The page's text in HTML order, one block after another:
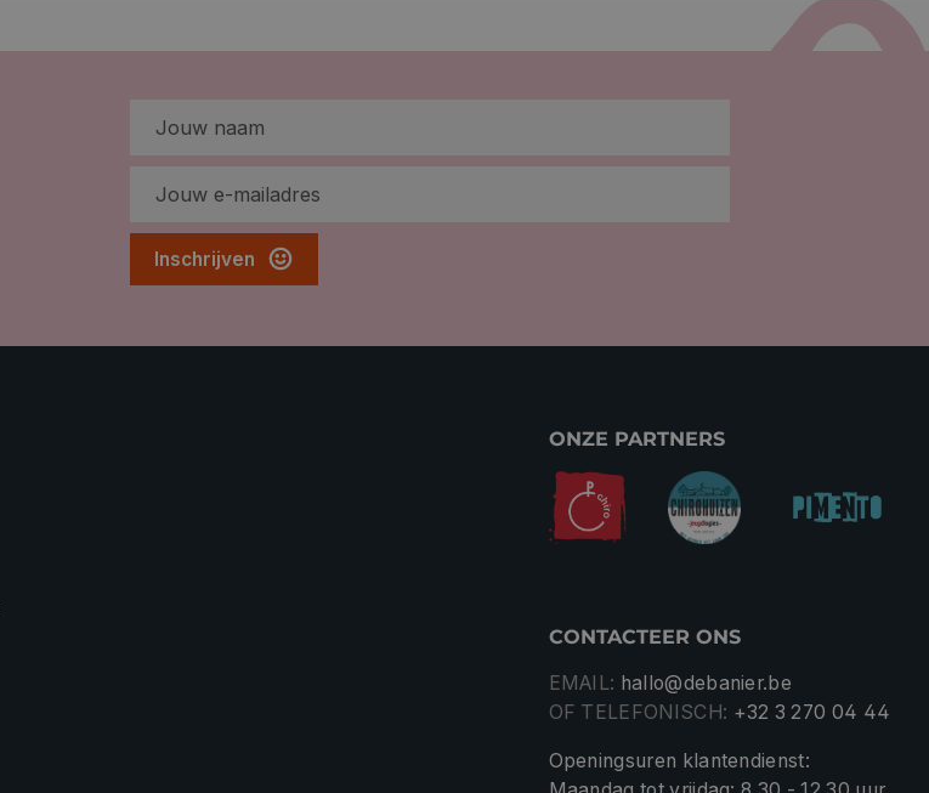
Inschrijven
ONZE PARTNERS
CONTACTEER ONS
EMAIL: hallo@debanier.be
OF TELEFONISCH: +32 3 270 04 44
Openingsuren klantendienst: